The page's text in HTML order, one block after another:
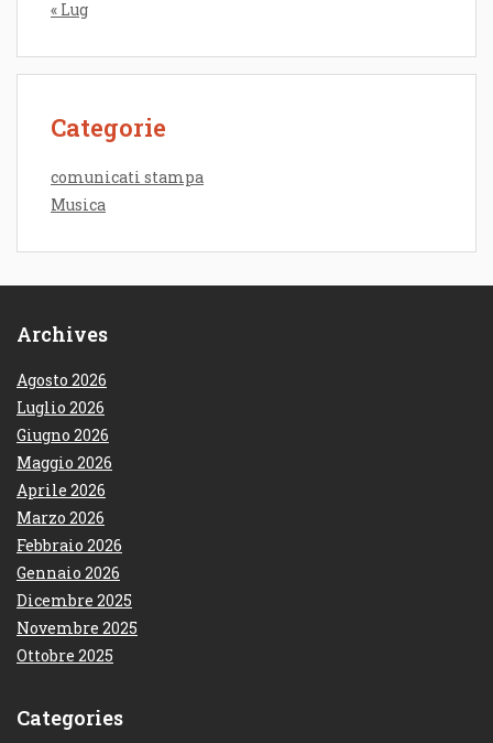
« Lug
Categorie
comunicati stampa
Musica
Archives
Agosto 2026
Luglio 2026
Giugno 2026
Maggio 2026
Aprile 2026
Marzo 2026
Febbraio 2026
Gennaio 2026
Dicembre 2025
Novembre 2025
Ottobre 2025
Categories